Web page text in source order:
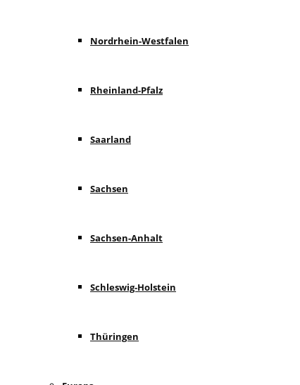
Nordrhein-Westfalen
Rheinland-Pfalz
Saarland
Sachsen
Sachsen-Anhalt
Schleswig-Holstein
Thüringen